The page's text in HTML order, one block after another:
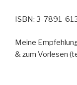
ISBN: 3-7891-
Meine
& zum Vorlesen